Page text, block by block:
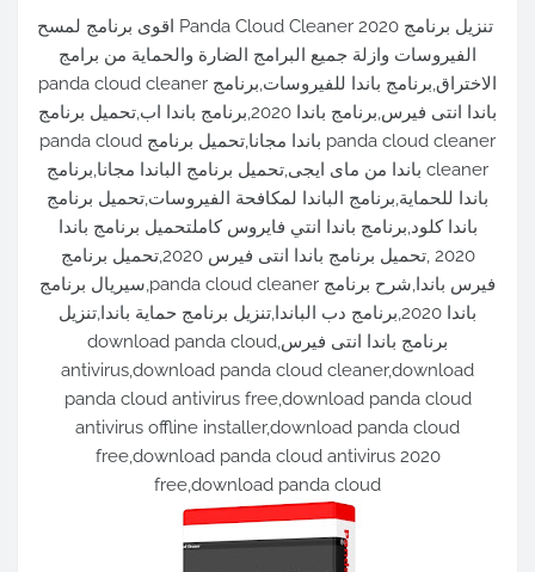
تنزيل برنامج Panda Cloud Cleaner 2020 اقوى برنامج لمسح
الفيروسات وازلة جميع البرامج الضارة والحماية من برامج
الاختراق,برنامج باندا للفيروسات,برنامج panda cloud cleaner
باندا انتى فيرس,برنامج باندا 2020,برنامج باندا اب,تحميل برنامج
panda cloud cleaner باندا مجانا,تحميل برنامج panda cloud
cleaner باندا من ماى ايجى,تحميل برنامج الباندا مجانا,برنامج
باندا للحماية,برنامج الباندا لمكافحة الفيروسات,تحميل برنامج
باندا كلود,برنامج باندا انتي فايروس كاملتحميل برنامج باندا
2020 ,تحميل برنامج باندا انتى فيرس 2020,تحميل برنامج
فيرس باندا,شرح برنامج panda cloud cleaner,سيريال برنامج
باندا 2020,برنامج دب الباندا,تنزيل برنامج حماية باندا,تنزيل
برنامج باندا انتى فيرس,download panda cloud
antivirus,download panda cloud cleaner,download
panda cloud antivirus free,download panda cloud
antivirus offline installer,download panda cloud
free,download panda cloud antivirus 2020
free,download panda cloud